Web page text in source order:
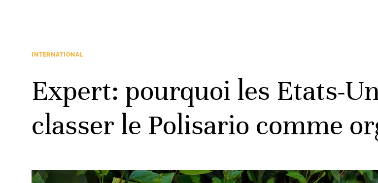
INTERNATIONAL
Expert: pourquoi les Etats-
classer le Polisario comme